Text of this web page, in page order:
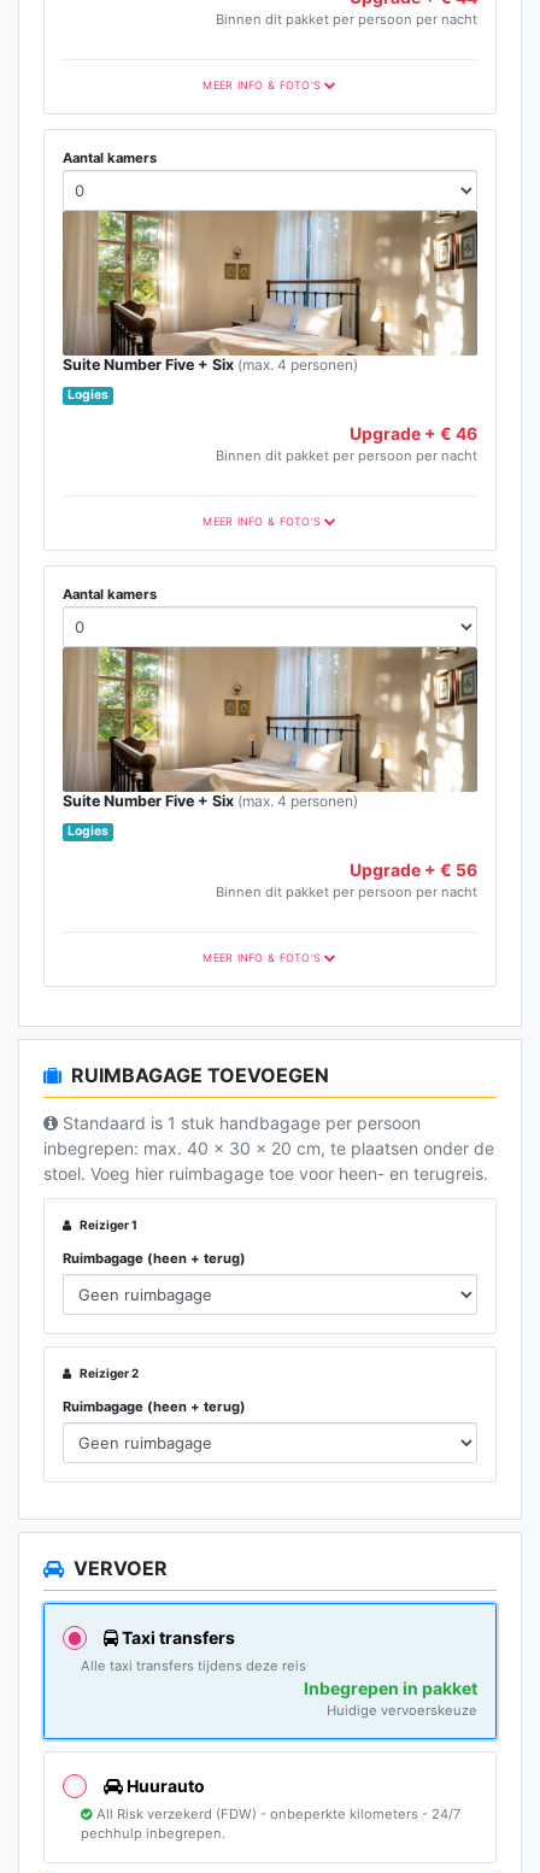
Binnen dit pakket per persoon per nacht
MEER INFO & FOTO'S
Aantal kamers
Suite Number Five + Six (max. 4 personen)
Logies
Upgrade + € 46
Binnen dit pakket per persoon per nacht
MEER INFO & FOTO'S
Aantal kamers
Suite Number Five + Six (max. 4 personen)
Logies
Upgrade + € 56
Binnen dit pakket per persoon per nacht
MEER INFO & FOTO'S
RUIMBAGAGE TOEVOEGEN
Standaard is 1 stuk handbagage per persoon
inbegrepen: max. 40 x 30 x 20 cm, te plaatsen onder de
stoel. Voeg hier ruimbagage toe voor heen- en terugreis.
Reiziger 1
Ruimbagage (heen + terug)
Reiziger 2
Ruimbagage (heen + terug)
VERVOER
Taxi transfers
Alle taxi transfers tijdens deze reis
Inbegrepen in pakket
Huidige vervoerskeuze
Huurauto
All Risk verzekerd (FDW) - onbeperkte kilometers - 24/7
pechhulp inbegrepen.